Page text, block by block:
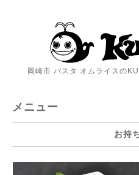
岡崎市 パスタ オムライスの
メニュー
お持